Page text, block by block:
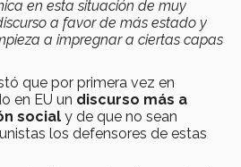
en esta situación de muy
a favor de más estado y
a impregnar a ciertas capas
que por primera vez en
en EU un discurso más a
social y de que no sean
los defensores de estas